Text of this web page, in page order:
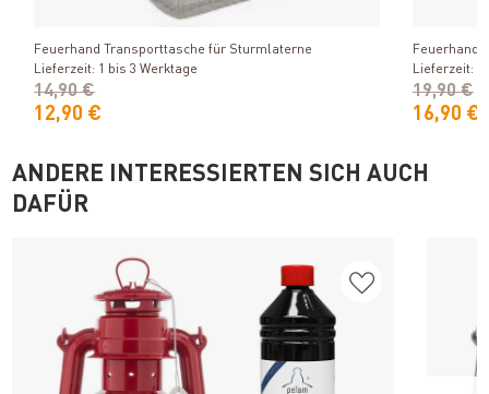
Produkt ansehen
Feuerhand Transporttasche für Sturmlaterne
Lieferzeit: 1 bis 3 Werktage
12,90 €
14,90 €
Feuerhand
Lieferzeit: 1
16,90 €
19,90 €
ANDERE INTERESSIERTEN SICH AUCH
DAFÜR